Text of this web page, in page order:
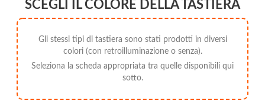
SCEGLI IL COLORE DELLA TASTIERA
Gli stessi tipi di tastiera sono stati prodotti in diversi
colori (con retroilluminazione o senza).
Seleziona la scheda appropriata tra quelle disponibili qui
sotto.